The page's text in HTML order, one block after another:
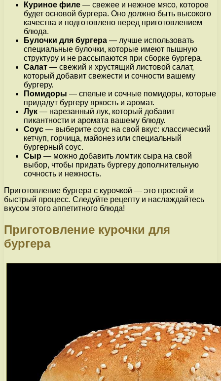
Куриное филе — свежее и нежное мясо, которое
будет основой бургера. Оно должно быть высокого
качества и подготовлено перед приготовлением
блюда.
Булочки для бургера — лучше использовать
специальные булочки, которые имеют пышную
структуру и не рассыпаются при сборке бургера.
Салат — свежий и хрустящий листовой салат,
который добавит свежести и сочности вашему
бургеру.
Помидоры — спелые и сочные помидоры, которые
придадут бургеру яркость и аромат.
Лук — нарезанный лук, который добавит
пикантности и аромата вашему блюду.
Соус — выберите соус на свой вкус: классический
кетчуп, горчица, майонез или специальный
бургерный соус.
Сыр — можно добавить ломтик сыра на свой
выбор, чтобы придать бургеру дополнительную
сочность и нежность.
Приготовление бургера с курочкой — это простой и
быстрый процесс. Следуйте рецепту и наслаждайтесь
вкусом этого аппетитного блюда!
Приготовление курочки для
бургера